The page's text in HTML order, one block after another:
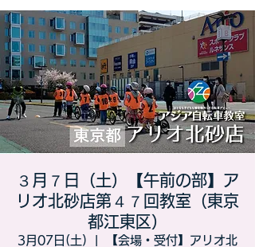
３月７日（土）【午前の部】ア
リオ北砂店第４７回教室（東京
都江東区）
3月07日(土)
【会場・受付】アリオ北